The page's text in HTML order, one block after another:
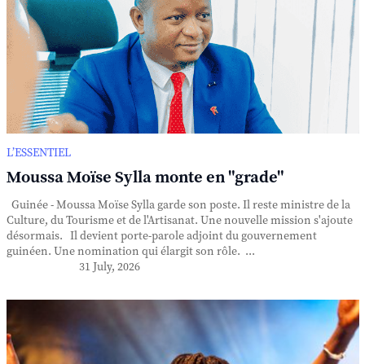
L’ESSENTIEL
Moussa Moïse Sylla monte en "grade"
Guinée - Moussa Moïse Sylla garde son poste. Il reste ministre de la
Culture, du Tourisme et de l'Artisanat. Une nouvelle mission s'ajoute
désormais. Il devient porte-parole adjoint du gouvernement
guinéen. Une nomination qui élargit son rôle. ...
31 July, 2026